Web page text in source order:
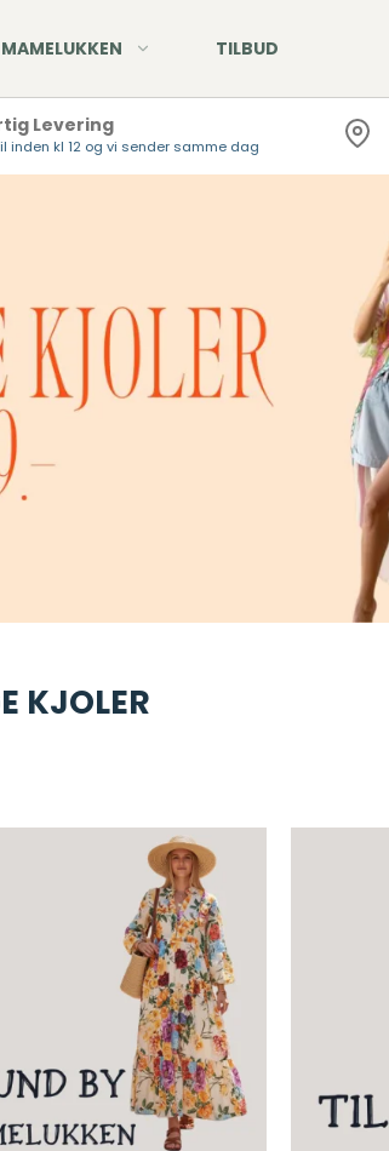
Jeans
STRØMPER
TØRKLÆDER
TILBUD
Levering
inden kl 12 og vi sender samme dag
KJOLER